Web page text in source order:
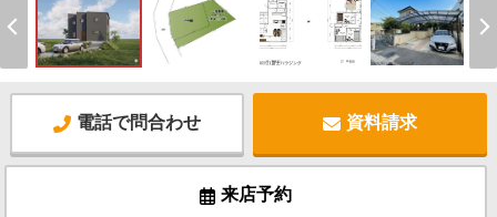
電話で問合わせ 資料請求
来店予約